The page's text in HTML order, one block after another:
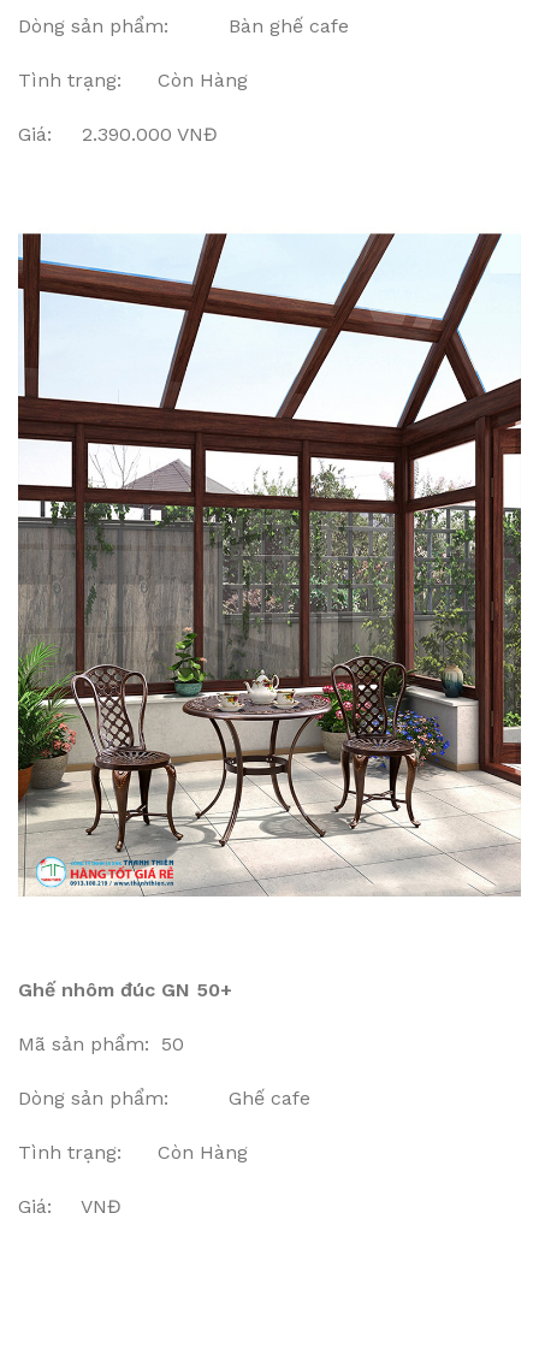
Dòng sản phẩm: Bàn ghế cafe
Tình trạng: Còn Hàng
Giá: 2.390.000 VNĐ
Ghế nhôm đúc GN 50+
Mã sản phẩm: 50
Dòng sản phẩm: Ghế cafe
Tình trạng: Còn Hàng
Giá: VNĐ